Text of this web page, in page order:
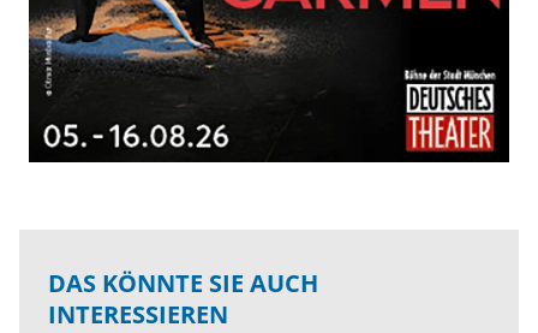
DAS KÖNNTE SIE AUCH
INTERESSIEREN